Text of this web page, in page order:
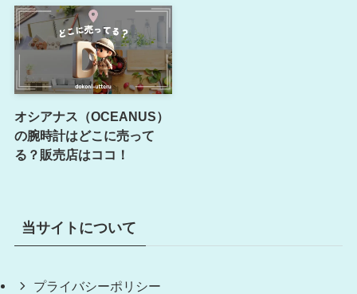
オシアナス（OCEANUS）
の腕時計はどこに売って
る？販売店はココ！
当サイトについて
プライバシーポリシー